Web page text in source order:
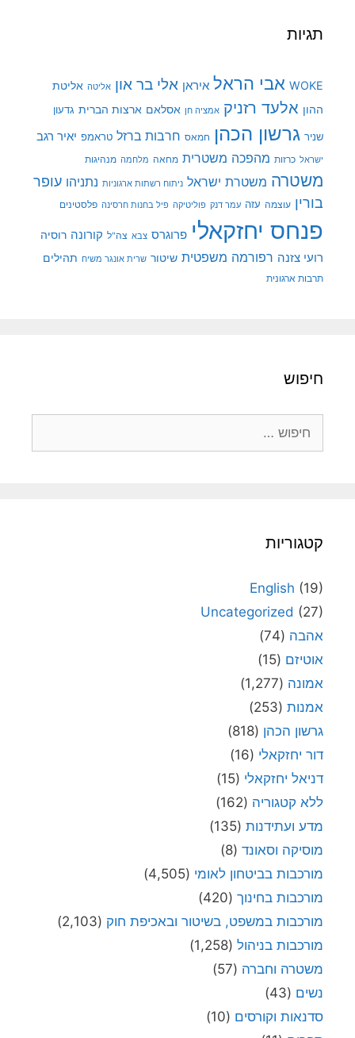
תגיות
WOKE אבי הראל איראן אלי בר און אליטה אליטת
ההון אלעד רזניק אמציה חן אסלאם ארצות הברית גדעון
שניר גרשון הכהן חמאס חרבות ברזל טראמפ יאיר רגב
ישראל כרזות מהפכה משטרית מחאה מלחמה מנהיגות
משטרה משטרת ישראל ניתוח רשתות ארגוניות נתניהו עופר
בורין עוצמה עזה עמר דנק פוליטיקה פיל בחנות חרסינה פלסטינים
פנחס יחזקאלי פרוגרס צבא צה"ל קורונה רוסיה
רועי צזנה רפורמה משפטית שיטור שרית אונגר משיח תהילים
תרבות ארגונית
חיפוש
קטגוריות
English (19)
Uncategorized (27)
אהבה (74)
אוטיזם (15)
אמונה (1,277)
אמנות (253)
גרשון הכהן (818)
דור יחזקאלי (16)
דניאל יחזקאלי (15)
ללא קטגוריה (162)
מדע ועתידנות (135)
מוסיקה וסאונד (8)
מורכבות בביטחון לאומי (4,505)
מורכבות בחינוך (420)
מורכבות במשפט, בשיטור ובאכיפת חוק (2,103)
מורכבות בניהול (1,258)
משטרה וחברה (57)
נשים (43)
סדנאות וקורסים (10)